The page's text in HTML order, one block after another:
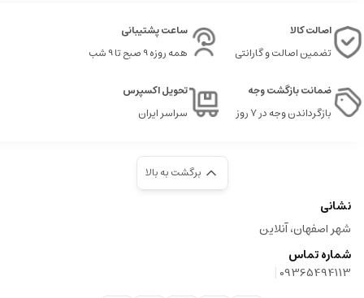
اصالت کالا
تضمین اصالت و گارانتی
ساعت پشتیبانی
همه روزه 9 صبح تا 9 شب
ضمانت بازگشت وجه
بازگرداندن وجه در ۷ روز
تحویل اکسپرس
سراسر ایران
برگشت به بالا
نشانی
شهر اصفهان، آنلاین
شماره تماس
09365494113
|